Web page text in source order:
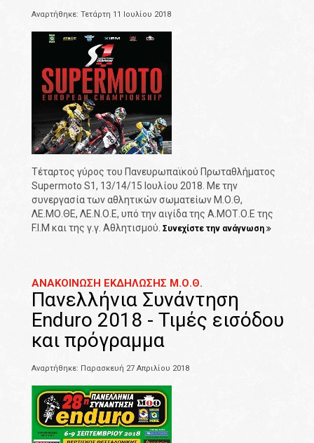
Αναρτήθηκε: Τετάρτη 11 Ιουλίου 2018
Τέταρτος γύρος του Πανευρωπαϊκού Πρωταθλήματος
Supermoto S1, 13/14/15 Ιουλίου 2018. Με την
συνεργασία των αθλητικών σωματείων Μ.Ο.Θ,
ΛΕ.ΜΟ.ΘΕ, ΛΕ.Ν.Ο.Ε, υπό την αιγίδα της Α.ΜΟΤ.Ο.Ε της
F.I.M και της γ.γ. Αθλητισμού. Συνεχίστε την ανάγνωση
ΑΝΑΚΟΙΝΩΣΗ ΕΚΔΗΛΩΣΗΣ Μ.Ο.Θ.
Πανελλήνια Συνάντηση
Enduro 2018 - Τιμές εισόδου
και πρόγραμμα
Αναρτήθηκε: Παρασκευή 27 Απριλίου 2018